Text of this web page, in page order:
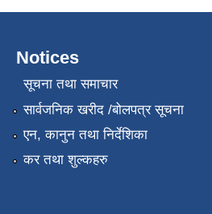
Notices
सूचना तथा समाचार
सार्वजनिक खरीद /बोलपत्र सूचना
एन, कानुन तथा निर्देशिका
कर तथा शुल्कहरु